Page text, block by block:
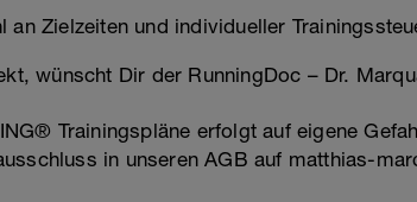
Zielzeiten und individueller
wünscht Dir der RunningDoc – Dr.
Trainingspläne erfolgt auf eigene
in unseren AGB auf matthias-